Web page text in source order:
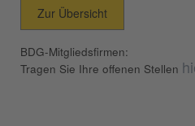
Zur Übersicht
BDG-Mitgliedsfirmen:
Tragen Sie Ihre offenen Stellen